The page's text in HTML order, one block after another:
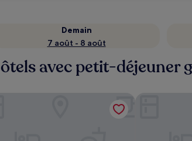
Demain
7 août - 8 août
avec petit-déjeuner
Rouen Centre Cathédrale Aparthotel